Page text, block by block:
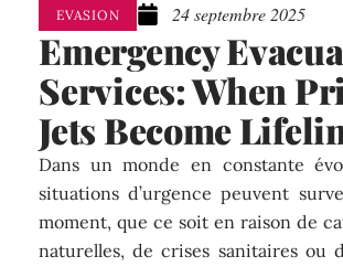
EVASION 24 septembre 2025
Emergency
Services: When
Jets Become
Dans un monde en constante
situations d’urgence peuvent
moment, que ce soit en raison de
naturelles, de crises sanitaires ou